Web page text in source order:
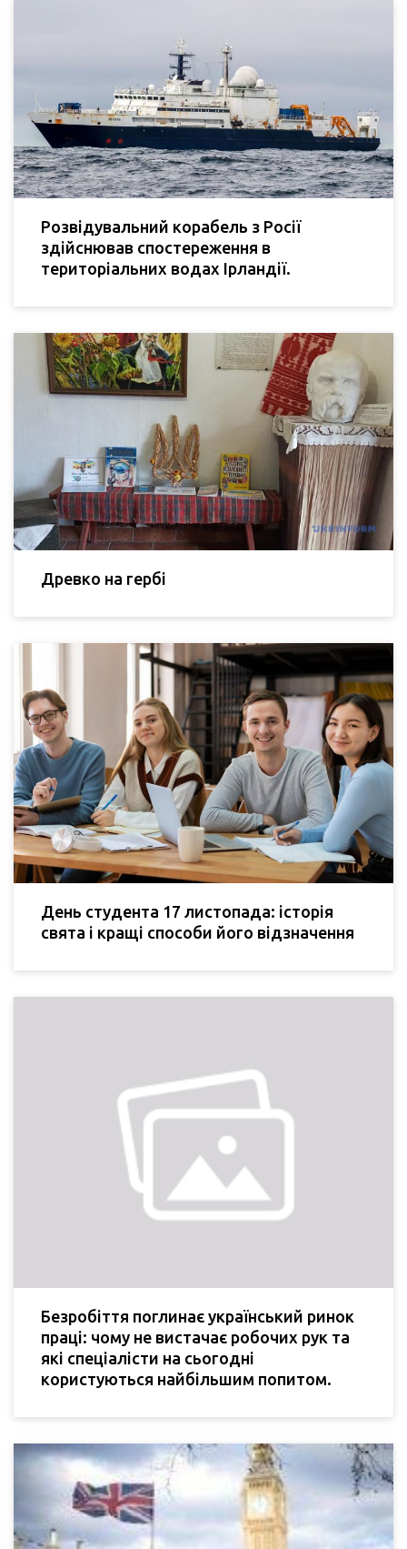
Розвідувальний корабель з Росії
здійснював спостереження в
територіальних водах Ірландії.
Древко на гербі
День студента 17 листопада: історія
свята і кращі способи його відзначення
Безробіття поглинає український ринок
праці: чому не вистачає робочих рук та
які спеціалісти на сьогодні
користуються найбільшим попитом.